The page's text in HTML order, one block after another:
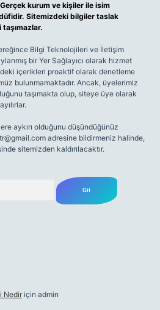
kurum ve kişiler ile isim
Sitemizdeki bilgiler taslak
Bilgi Teknolojileri ve İletişim
bir Yer Sağlayıcı olarak hizmet
içerikleri proaktif olarak denetleme
bulunmamaktadır. Ancak, üyelerimiz
taşımakta olup, siteye üye olarak
aykırı olduğunu düşündüğünüz
adresine bildirmeniz halinde,
sitemizden kaldırılacaktır.
Nedir için admin